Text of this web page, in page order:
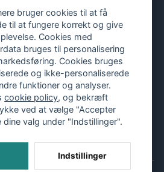
bruger cookies til at få
til at fungere korrekt og give
Cookies med
bruges til personalisering
Cookies bruges
og ikke-personaliserede
funktioner og analyser.
cookie policy, og bekræft
ved at vælge "Accepter
dine valg under "Indstillinger".
Indstillinger